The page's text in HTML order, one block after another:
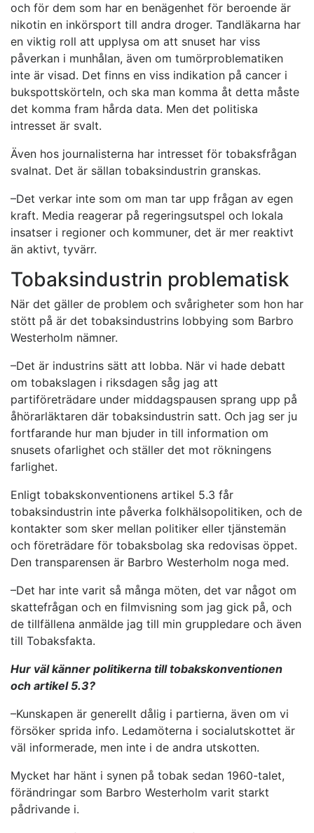
och för dem som har en benägenhet för beroende är
nikotin en inkörsport till andra droger. Tandläkarna har
en viktig roll att upplysa om att snuset har viss
påverkan i munhålan, även om tumörproblematiken
inte är visad. Det finns en viss indikation på cancer i
bukspottskörteln, och ska man komma åt detta måste
det komma fram hårda data. Men det politiska
intresset är svalt.
Även hos journalisterna har intresset för tobaksfrågan
svalnat. Det är sällan tobaksindustrin granskas.
–Det verkar inte som om man tar upp frågan av egen
kraft. Media reagerar på regeringsutspel och lokala
insatser i regioner och kommuner, det är mer reaktivt
än aktivt, tyvärr.
Tobaksindustrin problematisk
När det gäller de problem och svårigheter som hon har
stött på är det tobaksindustrins lobbying som Barbro
Westerholm nämner.
–Det är industrins sätt att lobba. När vi hade debatt
om tobakslagen i riksdagen såg jag att
partiföreträdare under middagspausen sprang upp på
åhörarläktaren där tobaksindustrin satt. Och jag ser ju
fortfarande hur man bjuder in till information om
snusets ofarlighet och ställer det mot rökningens
farlighet.
Enligt tobakskonventionens artikel 5.3 får
tobaksindustrin inte påverka folkhälsopolitiken, och de
kontakter som sker mellan politiker eller tjänstemän
och företrädare för tobaksbolag ska redovisas öppet.
Den transparensen är Barbro Westerholm noga med.
–Det har inte varit så många möten, det var något om
skattefrågan och en filmvisning som jag gick på, och
de tillfällena anmälde jag till min gruppledare och även
till Tobaksfakta.
Hur väl känner politikerna till tobakskonventionen
och artikel 5.3?
–Kunskapen är generellt dålig i partierna, även om vi
försöker sprida info. Ledamöterna i socialutskottet är
väl informerade, men inte i de andra utskotten.
Mycket har hänt i synen på tobak sedan 1960-talet,
förändringar som Barbro Westerholm varit starkt
pådrivande i.